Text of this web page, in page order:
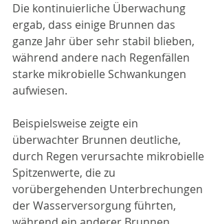
Die kontinuierliche Überwachung
ergab, dass einige Brunnen das
ganze Jahr über sehr stabil blieben,
während andere nach Regenfällen
starke mikrobielle Schwankungen
aufwiesen.
Beispielsweise zeigte ein
überwachter Brunnen deutliche,
durch Regen verursachte mikrobielle
Spitzenwerte, die zu
vorübergehenden Unterbrechungen
der Wasserversorgung führten,